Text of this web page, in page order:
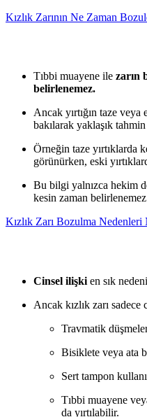
Kızlık Zarının Ne Zaman
Tıbbi muayene ile zarın
belirlenemez.
Ancak yırtığın taze
bakılarak yaklaşık
Örneğin taze yırtıklarda
görünürken, eski
Bu bilgi yalnızca hekim
kesin zaman
Kızlık Zarı Bozulma Nedenleri
Cinsel ilişki en sık
Ancak kızlık zarı
Travmatik
Bisiklete veya ata
Sert tampon
Tıbbi muayene
da yırtılabilir.